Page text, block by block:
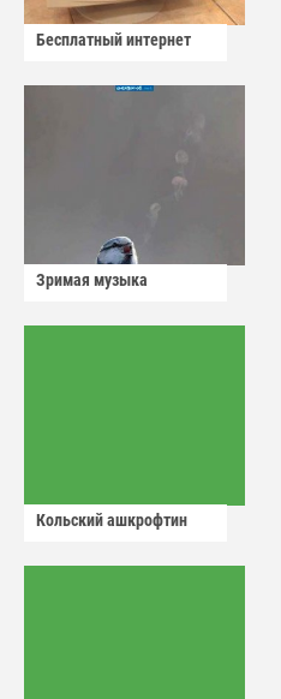
Бесплатный интернет
Зримая музыка
Кольский ашкрофтин